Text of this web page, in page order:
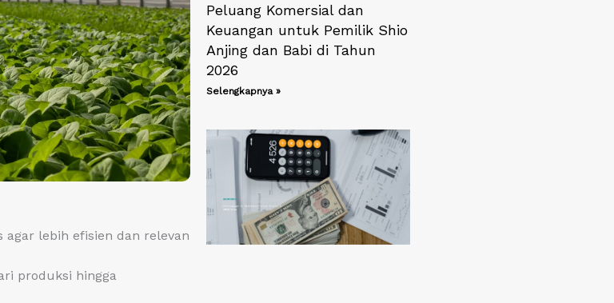
lebih efisien dan relevan
produksi hingga
Peluang Komersial dan
Keuangan untuk Pemilik Shio
Anjing dan Babi di Tahun
2026
Selengkapnya »